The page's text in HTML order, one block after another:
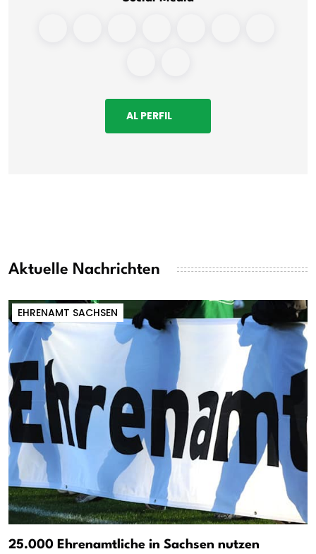
AL PERFIL
Aktuelle Nachrichten
EHRENAMT SACHSEN
25.000 Ehrenamtliche in Sachsen nutzen